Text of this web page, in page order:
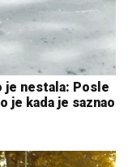
je nestala: Posle
je kada je saznao